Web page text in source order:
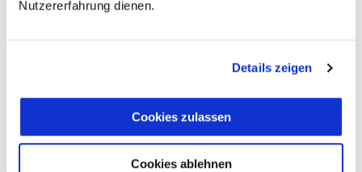
Nutzererfahrung dienen.
Details zeigen
Cookies zulassen
Cookies ablehnen
Fragen zur Buchung?
+49 (0)711 - 6583 80 80
Griechenland: Kretas ursprünglicher Osten,